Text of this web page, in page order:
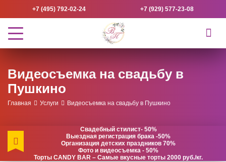
+7 (495) 792-02-24 +7 (929) 577-23-08
Видеосъемка на свадьбу в
Пушкино
Главная Услуги Видеосъемка на свадьбу в Пушкино
Свадебный стилист- 50%
Выездная регистрация брака -50%
Организация детских праздников 70%
Фото и видеосъемка - 50%
Торты CANDY BAR – Самые вкусные торты 2000 руб./кг.